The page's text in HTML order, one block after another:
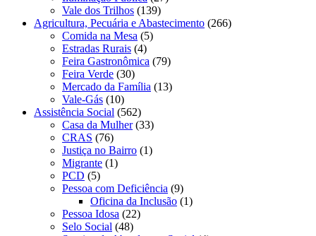
Vale dos Trilhos (139)
Agricultura, Pecuária e Abastecimento (266)
Comida na Mesa (5)
Estradas Rurais (4)
Feira Gastronômica (79)
Feira Verde (30)
Mercado da Família (13)
Vale-Gás (10)
Assistência Social (562)
Casa da Mulher(33)
CRAS (76)
Justiça no Bairro (1)
Migrante (1)
PCD (5)
Pessoa com Deficiência (9)
Oficina da Inclusão (1)
Pessoa Idosa (22)
Selo Social (48)